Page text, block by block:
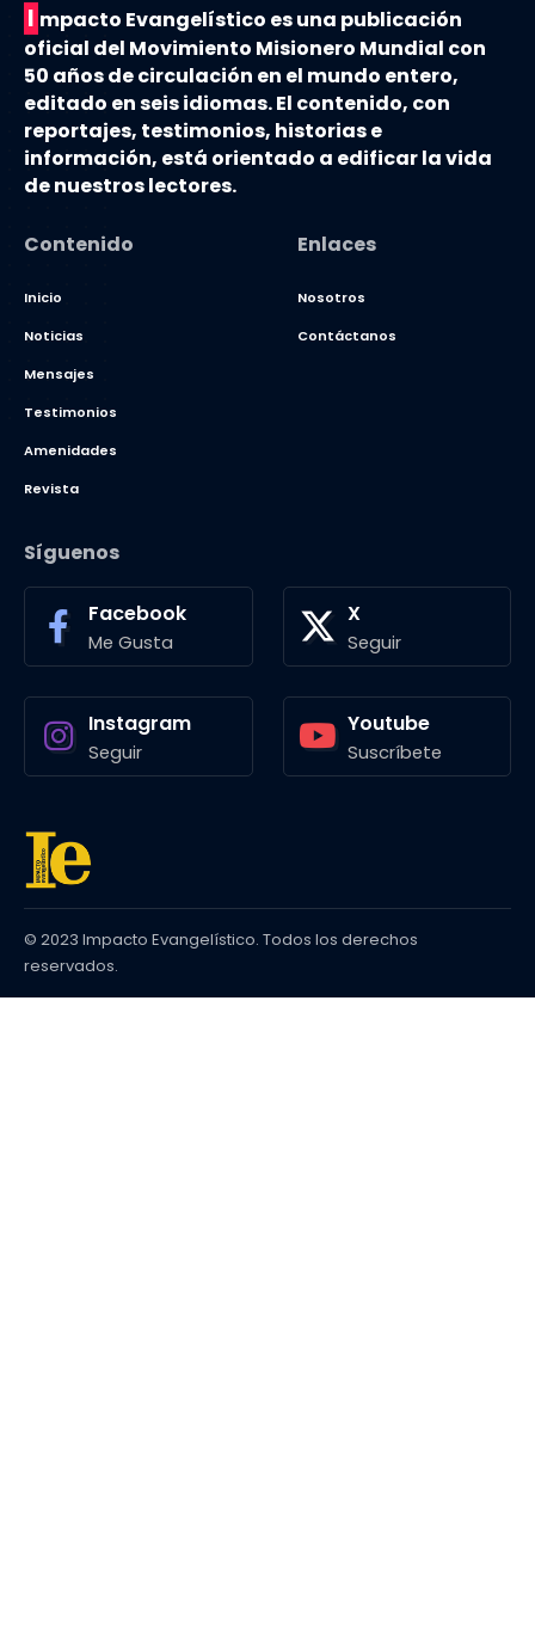
I mpacto Evangelístico es una publicación
oficial del Movimiento Misionero Mundial con
50 años de circulación en el mundo entero,
editado en seis idiomas. El contenido, con
reportajes, testimonios, historias e
información, está orientado a edificar la vida
de nuestros lectores.
Contenido
Inicio
Noticias
Mensajes
Testimonios
Amenidades
Revista
Enlaces
Nosotros
Contáctanos
Síguenos
Facebook
Me Gusta
X
Seguir
Instagram
Seguir
Youtube
Suscríbete
© 2023 Impacto Evangelístico. Todos los derechos
reservados.